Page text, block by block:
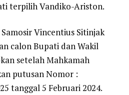
terpilih Vandiko-Ariston.
Vincentius Sitinjak
calon Bupati dan Wakil
setelah Mahkamah
putusan Nomor :
tanggal 5 Februari 2024.